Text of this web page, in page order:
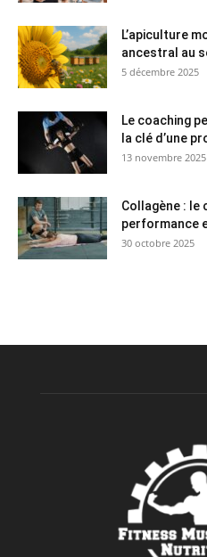
L’apiculture
ancestral au
5 décembre 2025
Le coaching
la clé d’une
13 novembre 2025
Collagène : le
performance
30 octobre 2025